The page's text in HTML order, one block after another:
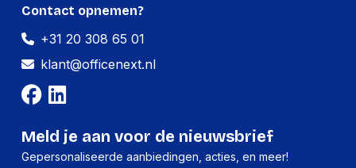
Gewicht:
Contact opnemen?
+31 20 308 65 01
klant@officenext.nl
Meld je aan voor de nieuwsbrief
Gepersonaliseerde aanbiedingen, acties, en meer!